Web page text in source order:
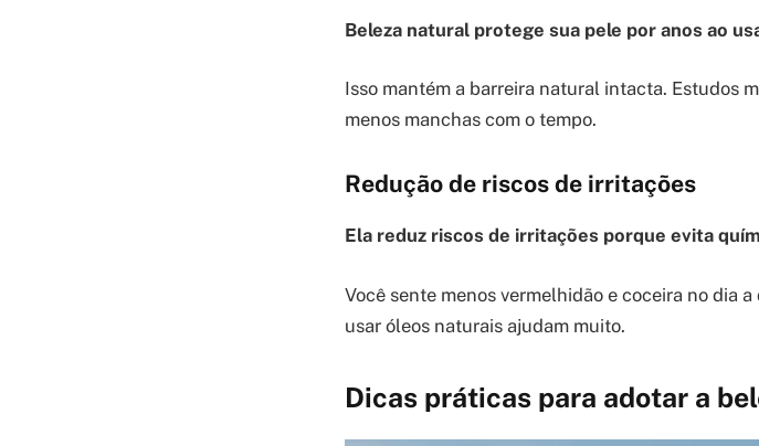
Beleza natural protege sua pele por anos ao
Isso mantém a barreira natural intacta. Estudos
menos manchas com o tempo.
Redução de riscos de irritações
Ela reduz riscos de irritações porque evita
Você sente menos vermelhidão e coceira no dia
usar óleos naturais ajudam muito.
Dicas práticas para adotar a